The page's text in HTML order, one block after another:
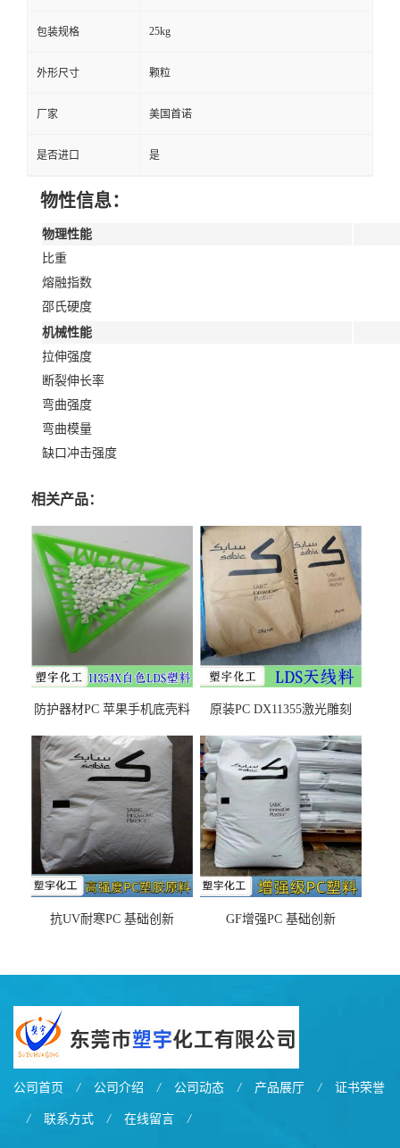
包装规格 25kg
外形尺寸 颗粒
厂家 美国首诺
是否进口 是
物性信息：
物理性能
比重
熔融指数
邵氏硬度
机械性能
拉伸强度
断裂伸长率
弯曲强度
弯曲模量
缺口冲击强度
相关产品：
防护器材PC 苹果手机底壳料
之忧
原装PC DX11355激光雕刻
抗UV耐寒PC 基础创新
GF增强PC 基础创新
公司首页 / 公司介绍 / 公司动态 / 产品展厅 / 证书荣誉
/ 联系方式 / 在线留言 /